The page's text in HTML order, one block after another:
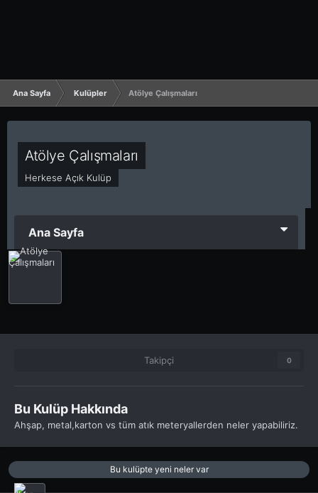
Ana Sayfa Kulüpler Atölye Çalışmaları
Atölye Çalışmaları
Herkese Açık Kulüp
Ana Sayfa
Takipçi 0
Bu Kulüp Hakkında
Ahşap, metal,karton vs tüm atık meteryallerden neler yapabiliriz.
Bu kulüpte yeni neler var